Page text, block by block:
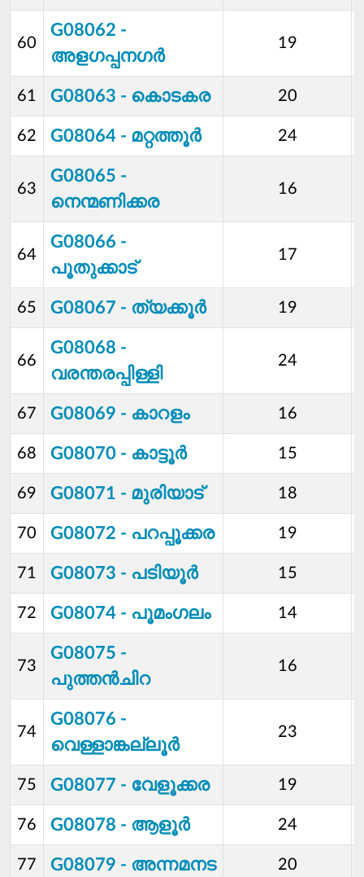
60
G08062 -
അളഗപ്പനഗര്‍
19
61 G08063 - കൊടകര 20
62 G08064 - മറ്റത്തൂര്‍ 24
63
G08065 -
നെന്മണിക്കര
16
64
G08066 -
പൂതുക്കാട്
17
65 G08067 - ത്യക്കൂര്‍ 19
66
G08068 -
വരന്തരപ്പിള്ളി
24
67 G08069 - കാറളം 16
68 G08070 - കാട്ടൂര്‍ 15
69 G08071 - മുരിയാട് 18
70 G08072 - പറപ്പൂക്കര 19
71 G08073 - പടിയൂര്‍ 15
72 G08074 - പൂമംഗലം 14
73
G08075 -
പുത്തന്‍ചിറ
16
74
G08076 -
വെള്ളാങ്കല്ലൂര്‍
23
75 G08077 - വേളൂക്കര 19
76 G08078 - ആളൂര്‍ 24
77 G08079 - അന്നമനട 20